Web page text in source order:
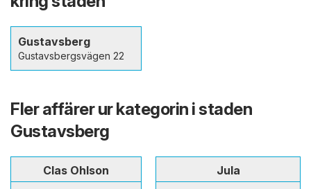
Gustavsberg
Gustavsbergsvägen 22
Fler affärer ur kategorin i staden
Gustavsberg
Clas Ohlson
Jula